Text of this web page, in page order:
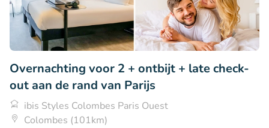
Overnachting voor 2 + ontbijt + late check-
out aan de rand van Parijs
ibis Styles Colombes Paris Ouest
Colombes (101km)